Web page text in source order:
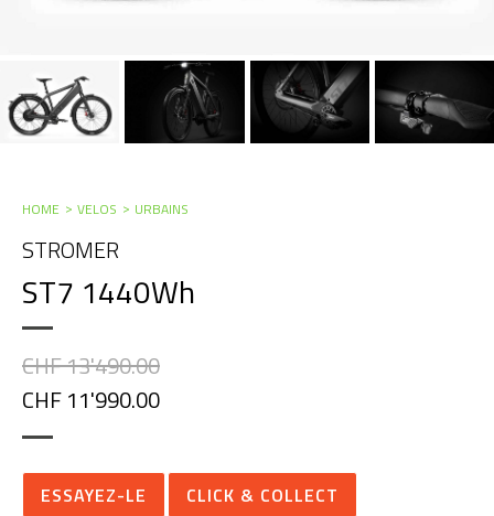
HOME VELOS URBAINS
STROMER
ST7 1440Wh
CHF 13'490.00
CHF 11'990.00
ESSAYEZ-LE CLICK & COLLECT